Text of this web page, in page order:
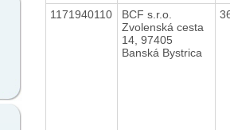
1171940110
BCF s.r.o.
Zvolenská cesta
14, 97405
Banská Bystrica